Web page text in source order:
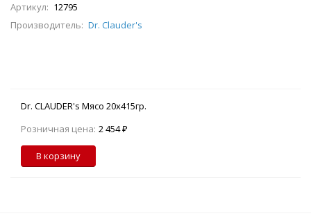
Артикул: 12795
Производитель: Dr. Clauder's
Dr. CLAUDER's Мясо 20х415гр.
Розничная цена: 2 454 ₽
В корзину